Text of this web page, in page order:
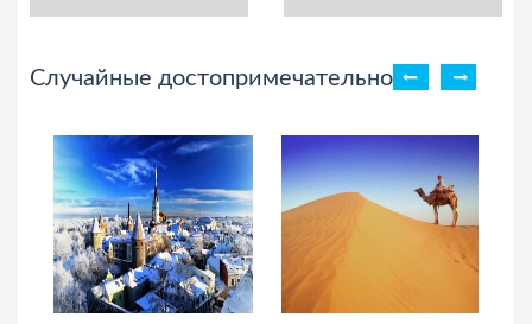
Случайные достопримечательности